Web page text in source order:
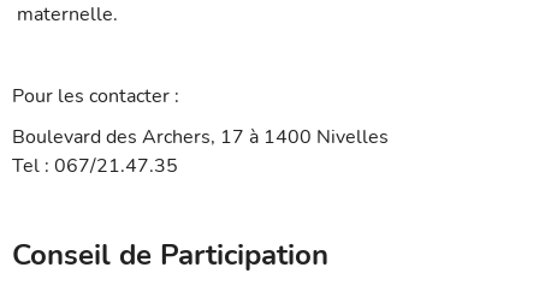
maternelle.
Pour les contacter :
Boulevard des Archers, 17 à 1400 Nivelles
Tel : 067/21.47.35
Conseil de Participation